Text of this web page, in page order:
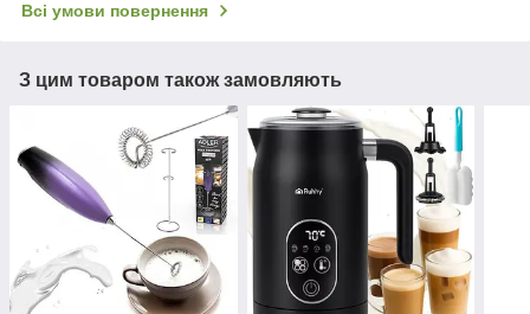
Всі умови повернення
З цим товаром також замовляють